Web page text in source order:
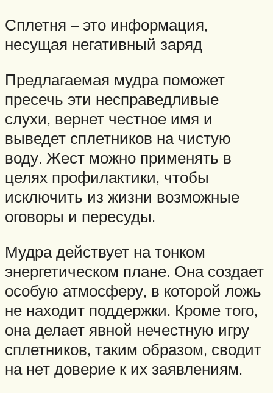
Сплетня – это информация,
несущая негативный заряд
Предлагаемая мудра поможет
пресечь эти несправедливые
слухи, вернет честное имя и
выведет сплетников на чистую
воду. Жест можно применять в
целях профилактики, чтобы
исключить из жизни возможные
оговоры и пересуды.
Мудра действует на тонком
энергетическом плане. Она создает
особую атмосферу, в которой ложь
не находит поддержки. Кроме того,
она делает явной нечестную игру
сплетников, таким образом, сводит
на нет доверие к их заявлениям.